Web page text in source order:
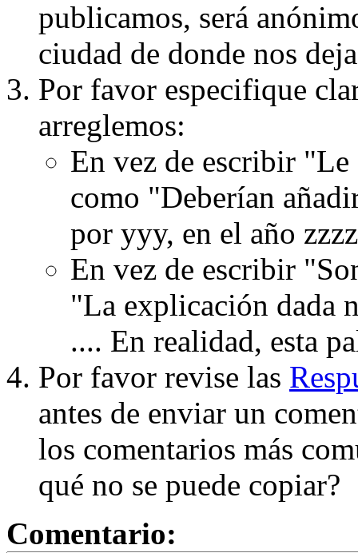
publicamos, será
ciudad de donde nos
Por favor especifique
arreglemos:
En vez de escribir
como "Deberían
por yyy, en el año
En vez de escribir
"La explicación dada
.... En realidad, esta
Por favor revise las
antes de enviar un
los comentarios más
qué no se puede copiar?
Comentario: